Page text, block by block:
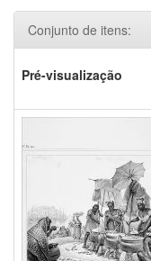
Conjunto de itens:
Pré-visualização